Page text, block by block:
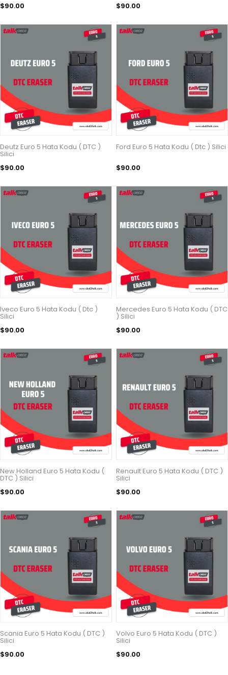
$90.00
$90.00
Deutz Euro 5 Hata Kodu ( DTC )
Silici
$90.00
Ford Euro 5 Hata Kodu ( Dtc ) Silici
$90.00
Iveco Euro 5 Hata Kodu ( Dtc )
Silici
$90.00
Mercedes Euro 5 Hata Kodu ( DTC
) Silici
$90.00
New Holland Euro 5 Hata Kodu (
DTC ) Silici
$90.00
Renault Euro 5 Hata Kodu ( DTC )
Silici
$90.00
Scania Euro 5 Hata Kodu ( DTC )
Silici
$90.00
Volvo Euro 5 Hata Kodu ( DTC )
Silici
$90.00